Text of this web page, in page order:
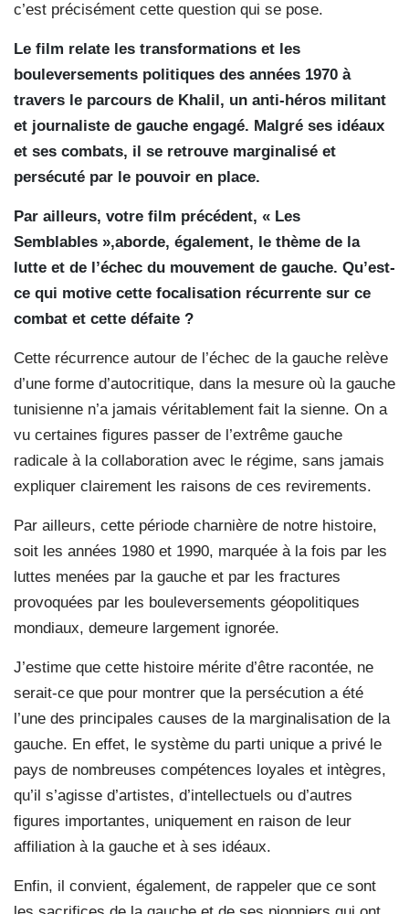
c’est précisément cette question qui se pose.
Le film relate les transformations et les
bouleversements politiques des années 1970 à
travers le parcours de Khalil, un anti-héros militant
et journaliste de gauche engagé. Malgré ses idéaux
et ses combats, il se retrouve marginalisé et
persécuté par le pouvoir en place.
Par ailleurs, votre film précédent, « Les
Semblables »,aborde, également, le thème de la
lutte et de l’échec du mouvement de gauche. Qu’est-
ce qui motive cette focalisation récurrente sur ce
combat et cette défaite ?
Cette récurrence autour de l’échec de la gauche relève
d’une forme d’autocritique, dans la mesure où la gauche
tunisienne n’a jamais véritablement fait la sienne. On a
vu certaines figures passer de l’extrême gauche
radicale à la collaboration avec le régime, sans jamais
expliquer clairement les raisons de ces revirements.
Par ailleurs, cette période charnière de notre histoire,
soit les années 1980 et 1990, marquée à la fois par les
luttes menées par la gauche et par les fractures
provoquées par les bouleversements géopolitiques
mondiaux, demeure largement ignorée.
J’estime que cette histoire mérite d’être racontée, ne
serait-ce que pour montrer que la persécution a été
l’une des principales causes de la marginalisation de la
gauche. En effet, le système du parti unique a privé le
pays de nombreuses compétences loyales et intègres,
qu’il s’agisse d’artistes, d’intellectuels ou d’autres
figures importantes, uniquement en raison de leur
affiliation à la gauche et à ses idéaux.
Enfin, il convient, également, de rappeler que ce sont